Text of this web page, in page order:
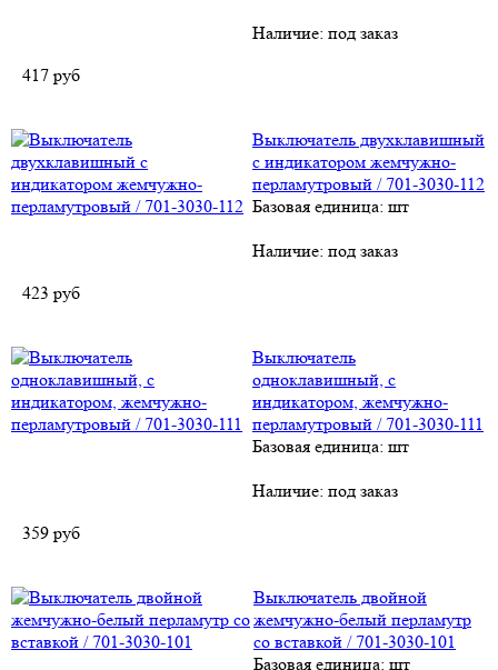
Наличие: под заказ
417 руб
Выключатель двухклавишный
с индикатором жемчужно-
перламутровый / 701-3030-112
Базовая единица: шт
Наличие: под заказ
423 руб
Выключатель
одноклавишный, с
индикатором, жемчужно-
перламутровый / 701-3030-111
Базовая единица: шт
Наличие: под заказ
359 руб
Выключатель двойной
жемчужно-белый перламутр
со вставкой / 701-3030-101
Базовая единица: шт